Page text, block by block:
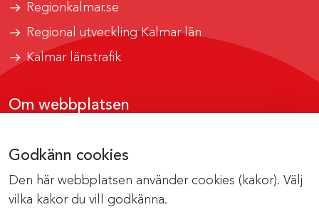
Godkänn cookies
Den här webbplatsen använder cookies (kakor). Välj
vilka kakor du vill godkänna.
Regionkalmar.se
Regional utveckling Kalmar län
Kalmar länstrafik
Om webbplatsen
Om cookies
Kontakta webbredaktionen